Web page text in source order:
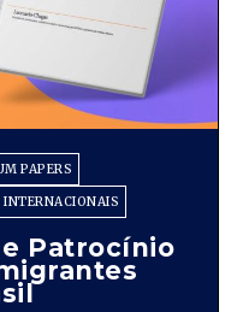
PAPERS
INTERNACIONAIS
Patrocínio